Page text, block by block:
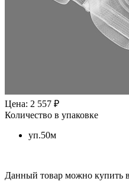
Цена: 2 557 ₽
Количество в упаковке
уп.50м
Данный товар можно купить